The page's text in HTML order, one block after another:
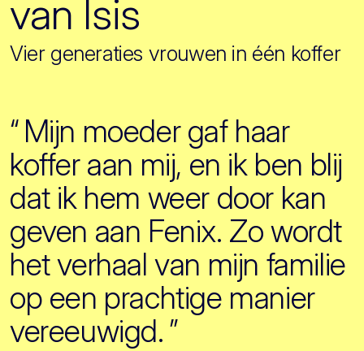
van Isis
Vier generaties vrouwen in één koffer
“ Mijn moeder gaf haar
koffer aan mij, en ik ben blij
dat ik hem weer door kan
geven aan Fenix. Zo wordt
het verhaal van mijn familie
op een prachtige manier
vereeuwigd.”